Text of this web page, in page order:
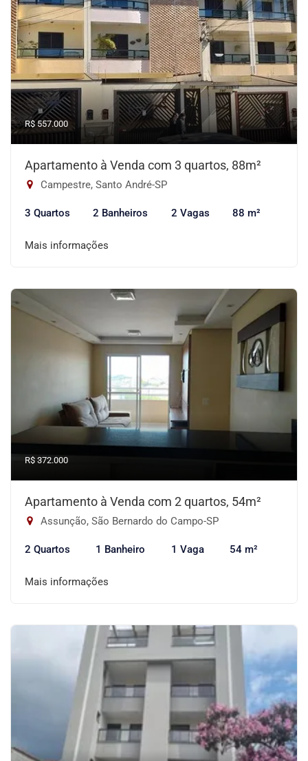
R$ 557.000
Apartamento à Venda com 3 quartos, 88m²
Campestre, Santo André-SP
3 Quartos 2 Banheiros 2 Vagas 88 m²
Mais informações
R$ 372.000
Apartamento à Venda com 2 quartos, 54m²
Assunção, São Bernardo do Campo-SP
2 Quartos 1 Banheiro 1 Vaga 54 m²
Mais informações